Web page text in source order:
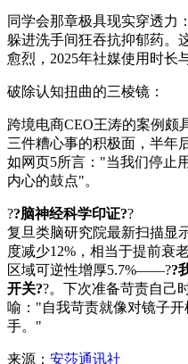
同学会那章极具现实穿透力
躲进洗手间狂吞抗抑郁药。
愈烈，2025年社媒使用时长
破除认知扭曲的三棱镜：
跨境电商CEO王涛的案例颇
三件糟心事的积极面，半年
如网页5所言："当我们停止
内心的鼓点"。
??脑神经科学印证??
复旦类脑研究院最新扫描显
度减少12%，相当于提前衰
区域可逆性增厚5.7%——??
开关??。下次准备苛责自己
喻："自我苛责就像对镜子
手。"
来源： 安莎通讯社